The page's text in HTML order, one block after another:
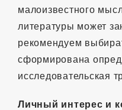
малоизвестного
литературы может
рекомендуем
сформирована
исследовательская
Личный интерес и